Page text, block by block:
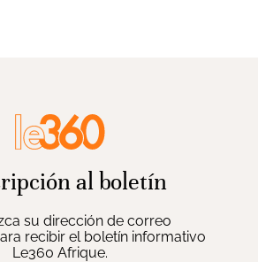
al boletín
su dirección de correo
recibir el boletín informativo
Le360 Afrique.